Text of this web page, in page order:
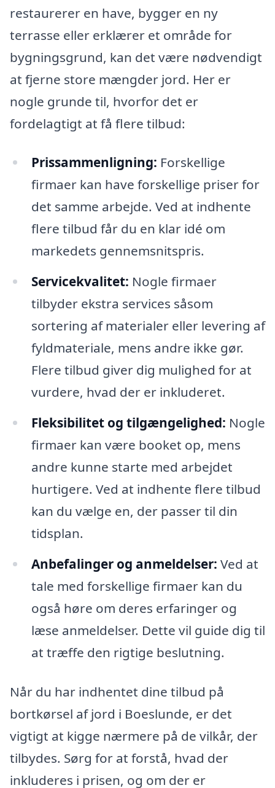
restaurerer en have, bygger en ny
terrasse eller erklærer et område for
bygningsgrund, kan det være nødvendigt
at fjerne store mængder jord. Her er
nogle grunde til, hvorfor det er
fordelagtigt at få flere tilbud:
Prissammenligning: Forskellige
firmaer kan have forskellige priser for
det samme arbejde. Ved at indhente
flere tilbud får du en klar idé om
markedets gennemsnitspris.
Servicekvalitet: Nogle firmaer
tilbyder ekstra services såsom
sortering af materialer eller levering af
fyldmateriale, mens andre ikke gør.
Flere tilbud giver dig mulighed for at
vurdere, hvad der er inkluderet.
Fleksibilitet og tilgængelighed: Nogle
firmaer kan være booket op, mens
andre kunne starte med arbejdet
hurtigere. Ved at indhente flere tilbud
kan du vælge en, der passer til din
tidsplan.
Anbefalinger og anmeldelser: Ved at
tale med forskellige firmaer kan du
også høre om deres erfaringer og
læse anmeldelser. Dette vil guide dig til
at træffe den rigtige beslutning.
Når du har indhentet dine tilbud på
bortkørsel af jord i Boeslunde, er det
vigtigt at kigge nærmere på de vilkår, der
tilbydes. Sørg for at forstå, hvad der
inkluderes i prisen, og om der er